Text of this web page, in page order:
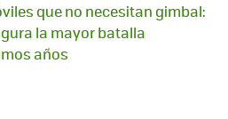
que no necesitan gimbal:
la mayor batalla
años